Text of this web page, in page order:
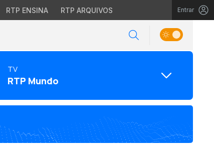
RTP ENSINA RTP ARQUIVOS Entrar
TV
RTP Mundo